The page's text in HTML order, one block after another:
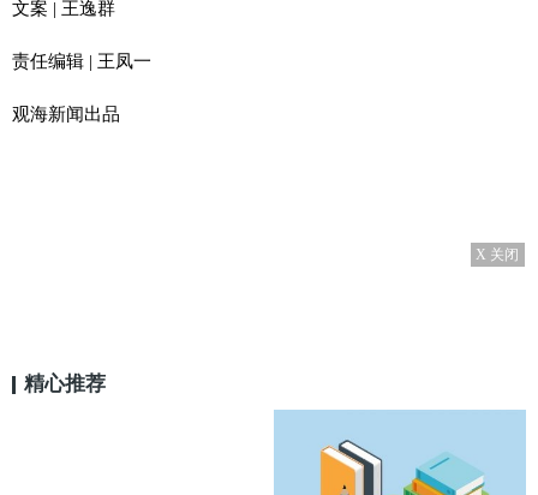
文案 | 王逸群
责任编辑 | 王凤一
观海新闻出品
X 关闭
精心推荐